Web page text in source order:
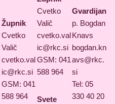
Župnik
Cvetko
Valič
cvetko.val
ic@rkc.si
GSM: 041
588 964
Cvetko
Valič
cvetko.val
ic@rkc.si
GSM: 041
588 964
Svete
Gvardijan
p. Bogdan
Knavs
bogdan.kn
avs@rkc.
si
Tel: 05
330 40 20